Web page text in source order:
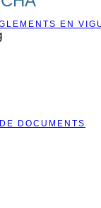
EN
DOCUMENTS